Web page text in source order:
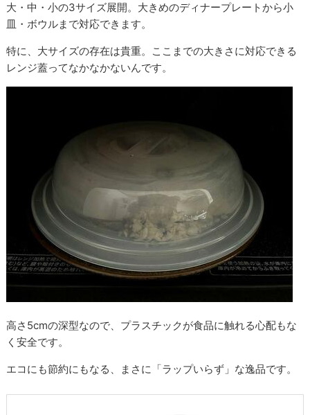
大・中・小の3サイズ展開。大きめのディナープレートから小
皿・ボウルまで対応できます。
特に、大サイズの存在は貴重。ここまでの大きさに対応できる
レンジ蓋ってなかなかないんです。
高さ5cmの深型なので、プラスチックが食品に触れる心配もな
く安全です。
エコにも節約にもなる、まさに「ラップいらず」な逸品です。